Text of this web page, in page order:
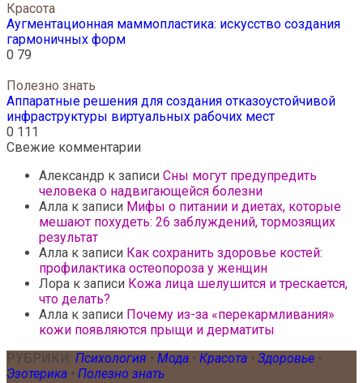
Красота
Аугментационная маммопластика: искусство создания
гармоничных форм
0 79
Полезно знать
Аппаратные решения для создания отказоустойчивой
инфраструктуры виртуальных рабочих мест
0 111
Свежие комментарии
Александр к записи Сны могут предупредить
человека о надвигающейся болезни
Алла к записи Мифы о питании и диетах, которые
мешают похудеть: 26 заблуждений, тормозящих
результат
Алла к записи Как сохранить здоровье костей:
профилактика остеопороза у женщин
Лора к записи Кожа лица шелушится и трескается,
что делать?
Алла к записи Почему из-за «перекармливания»
кожи появляются прыщи и дерматиты
РУБРИКИ: Психология • Мода • Красота • Здоровье •
Эзотерика • Полезно знать